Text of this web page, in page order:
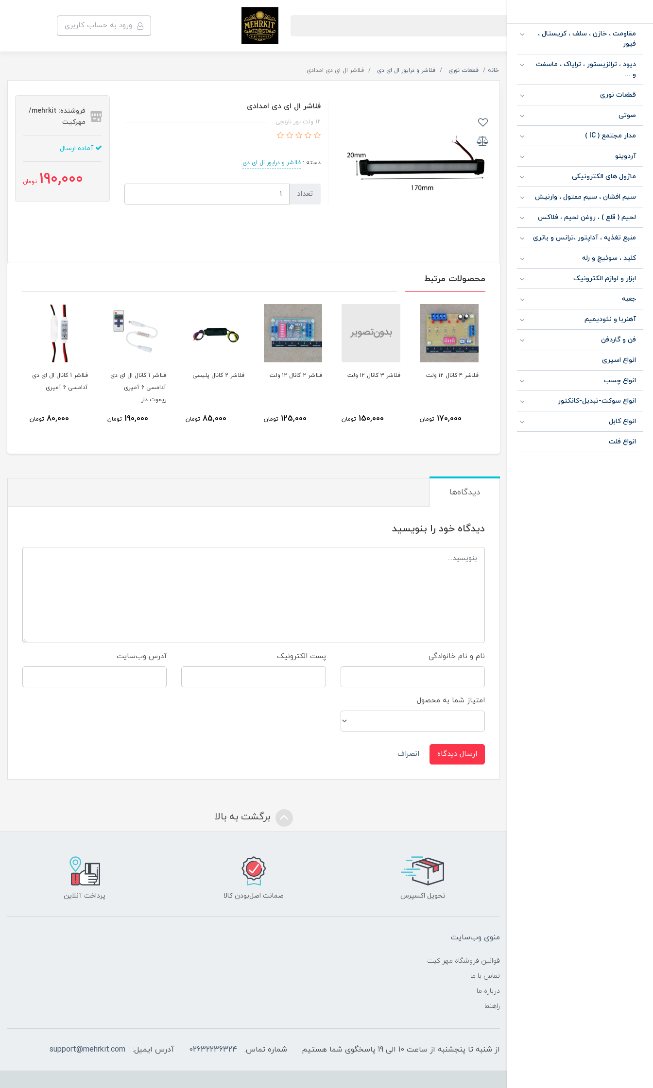
ورود به حساب کاربری
مقاومت ، خازن ، سلف ، کریستال ،
فیوز
دیود ، ترانزیستور ، ترایاک ، ماسفت
و ...
قطعات نوری
صوتی
مدار مجتمع ( IC )
آردوینو
ماژول های الکترونیکی
سیم افشان ، سیم مفتول ، وارنیش
لحیم ( قلع ) ، روغن لحیم ، فلاکس
منبع تغذیه ، آداپتور ،ترانس و باتری
کلید ، سوئیچ و رله
ابزار و لوازم الکترونیک
جعبه
آهنربا و نئودیمیم
فن و گاردفن
انواع اسپری
انواع چسب
انواع سوکت-تبدیل-کانکتور
انواع کابل
انواع فلت
خانه قطعات نوری فلاشر و درایور ال ای دی فلاشر ال ای دی امدادی
فلاشر ال ای دی امدادی
12 ولت نور نارنجی
دسته :فلاشر و درایور ال ای دی
تعداد
فروشنده: mehrkit/
مهرکیت
آماده ارسال
190,000 تومان
محصولات مرتبط
360,000
215,000
فلاشر ۴ کانال ۱۲ ولت
170,000 تومان
فلاشر ۳ کانال ۱۲ ولت
150,000 تومان
فلاشر ۲ کانال ۱۲ ولت
125,000 تومان
فلاشر 2 کانال پلیسی
85,000 تومان
فلاشر 1 کانال ال ای دی
آدامسی 6 آمپری
ریموت دار
190,000 تومان
فلاشر 1 کانال ال ای دی
آدامسی 6 آمپری
80,000 تومان
دیدگاه‌ها
دیدگاه خود را بنویسید
نام و نام خانوادگی پست الکترونیک آدرس وب‌سایت
امتیاز شما به محصول
ارسال دیدگاه انصراف
برگشت به بالا
تحویل اکسپرس ضمانت اصل‌بودن کالا پرداخت آنلاین
منوی وب‌سایت
قوانین فروشگاه مهر کیت
تماس با ما
درباره ما
راهنما
از شنبه تا پنجشنبه از ساعت 10 الی 19 پاسخگوی شما هستیم شماره تماس: 02632236324 آدرس ایمیل: support@mehrkit.com